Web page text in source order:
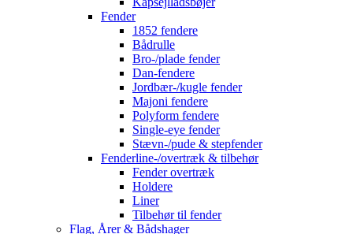
Fender
1852 fendere
Bådrulle
Bro-/plade fender
Dan-fendere
Jordbær-/kugle fender
Majoni fendere
Polyform fendere
Single-eye fender
Stævn-/pude & stepfender
Fenderline-/overtræk & tilbehør
Fender overtræk
Holdere
Liner
Tilbehør til fender
Flag, Årer & Bådshager